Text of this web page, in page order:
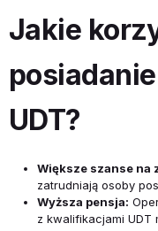
Jakie
UDT?
Większe szanse na
zatrudniają osoby
Wyższa pensja:
z kwalifikacjami UDT